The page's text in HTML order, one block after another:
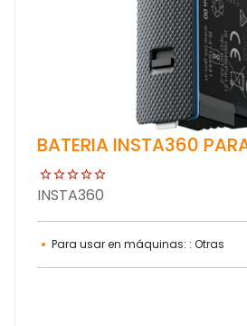
BATERIA INSTA360
INSTA360
Para usar en máquinas: : Otras